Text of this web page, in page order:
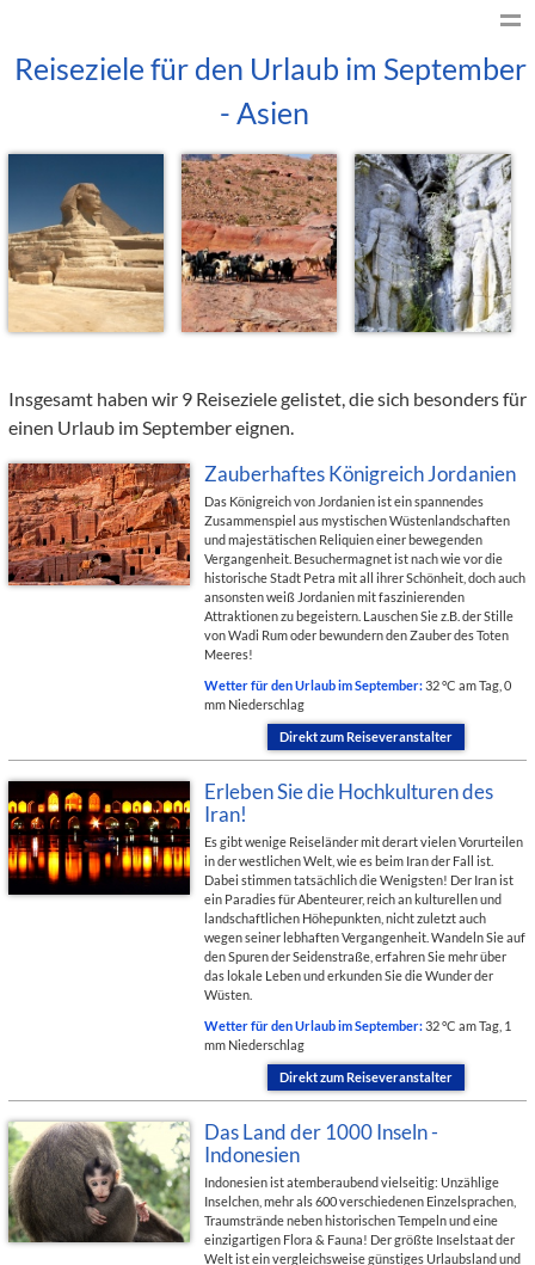
Reiseziele für den Urlaub im September
- Asien
Insgesamt haben wir 9 Reiseziele gelistet, die sich besonders für
einen Urlaub im September eignen.
Zauberhaftes Königreich Jordanien
Das Königreich von Jordanien ist ein spannendes
Zusammenspiel aus mystischen Wüstenlandschaften
und majestätischen Reliquien einer bewegenden
Vergangenheit. Besuchermagnet ist nach wie vor die
historische Stadt Petra mit all ihrer Schönheit, doch auch
ansonsten weiß Jordanien mit faszinierenden
Attraktionen zu begeistern. Lauschen Sie z.B. der Stille
von Wadi Rum oder bewundern den Zauber des Toten
Meeres!
Wetter für den Urlaub im September:32 °C am Tag, 0
mm Niederschlag
Direkt zum Reiseveranstalter
Erleben Sie die Hochkulturen des
Iran!
Es gibt wenige Reiseländer mit derart vielen Vorurteilen
in der westlichen Welt, wie es beim Iran der Fall ist.
Dabei stimmen tatsächlich die Wenigsten! Der Iran ist
ein Paradies für Abenteurer, reich an kulturellen und
landschaftlichen Höhepunkten, nicht zuletzt auch
wegen seiner lebhaften Vergangenheit. Wandeln Sie auf
den Spuren der Seidenstraße, erfahren Sie mehr über
das lokale Leben und erkunden Sie die Wunder der
Wüsten.
Wetter für den Urlaub im September:32 °C am Tag, 1
mm Niederschlag
Direkt zum Reiseveranstalter
Das Land der 1000 Inseln -
Indonesien
Indonesien ist atemberaubend vielseitig: Unzählige
Inselchen, mehr als 600 verschiedenen Einzelsprachen,
Traumstrände neben historischen Tempeln und eine
einzigartigen Flora & Fauna! Der größte Inselstaat der
Welt ist ein vergleichsweise günstiges Urlaubsland und